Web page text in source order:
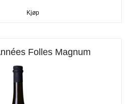
Kjøp
Folles Magnum